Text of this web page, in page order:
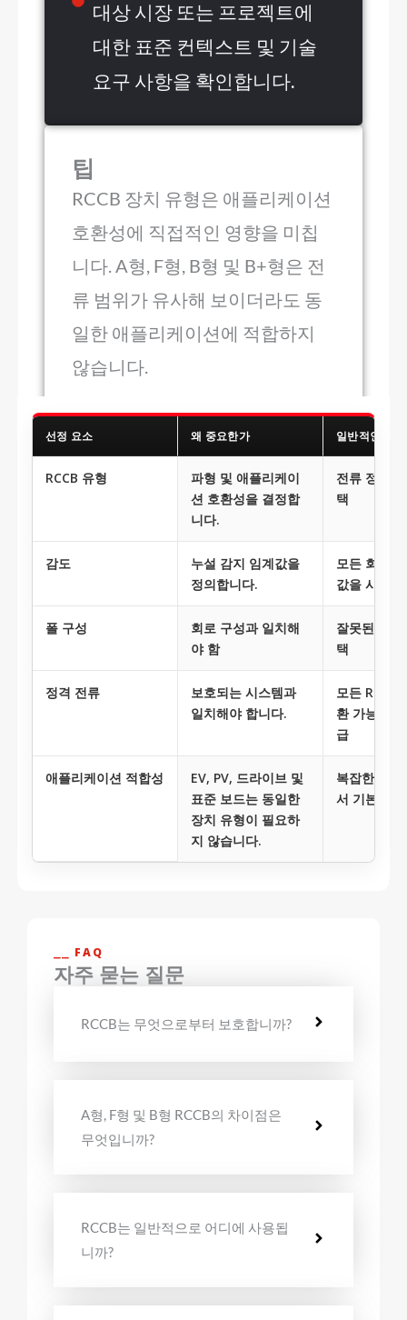
대상 시장 또는 프로젝트에
대한 표준 컨텍스트 및 기술
요구 사항을 확인합니다.
팁
RCCB 장치 유형은 애플리케이션
호환성에 직접적인 영향을 미칩
니다. A형, F형, B형 및 B+형은 전
류 범위가 유사해 보이더라도 동
일한 애플리케이션에 적합하지
않습니다.
선정 요소 왜 중요한가 일반적인 실수
RCCB 유형
파형 및 애플리케이
션 호환성을 결정합
니다.
전류 정격
택
감도
누설 감지 임계값을
정의합니다.
모든 회로
값을 사용
폴 구성
회로 구성과 일치해
야 함
잘못된 설
택
정격 전류
보호되는 시스템과
일치해야 합니다.
모든 RCCB
환 가능한
급
애플리케이션 적합성
EV, PV, 드라이브 및
표준 보드는 동일한
장치 유형이 필요하
지 않습니다.
복잡한 전
서 기본 유
⎯⎯ FAQ
자주 묻는 질문
RCCB는 무엇으로부터 보호합니까?
A형, F형 및 B형 RCCB의 차이점은
무엇입니까?
RCCB는 일반적으로 어디에 사용됩
니까?